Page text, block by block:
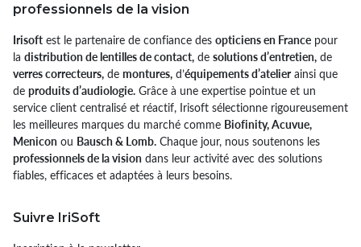
professionnels de la vision
Irisoft est le partenaire de confiance des opticiens en France pour
la distribution de lentilles de contact, de solutions d’entretien, de
verres correcteurs, de montures, d’équipements d’atelierainsi que
de produits d’audiologie. Grâce à une expertise pointue et un
service client centralisé et réactif, Irisoft sélectionne rigoureusement
les meilleures marques du marché comme Biofinity, Acuvue,
Menicon ou Bausch & Lomb. Chaque jour, nous soutenons les
professionnels de la vision dans leur activité avec des solutions
fiables, efficaces et adaptées à leurs besoins.
Suivre IriSoft